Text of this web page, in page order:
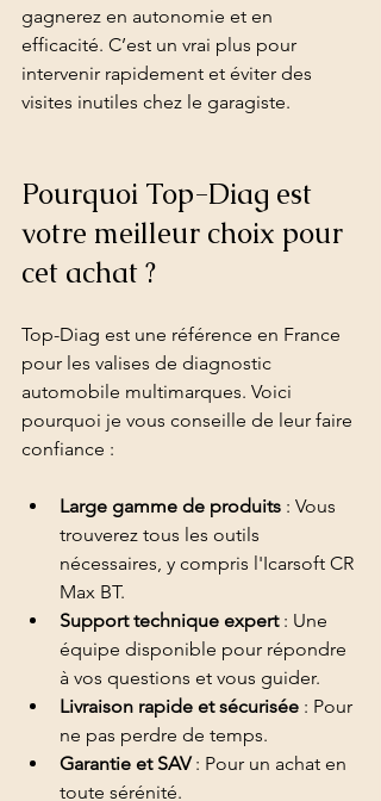
gagnerez en autonomie et en
efficacité. C’est un vrai plus pour
intervenir rapidement et éviter des
visites inutiles chez le garagiste.
Pourquoi Top-Diag est
votre meilleur choix pour
cet achat ?
Top-Diag est une référence en France
pour les valises de diagnostic
automobile multimarques. Voici
pourquoi je vous conseille de leur faire
confiance :
Large gamme de produits : Vous
trouverez tous les outils
nécessaires, y compris l'Icarsoft CR
Max BT.
Support technique expert : Une
équipe disponible pour répondre
à vos questions et vous guider.
Livraison rapide et sécurisée : Pour
ne pas perdre de temps.
Garantie et SAV : Pour un achat en
toute sérénité.